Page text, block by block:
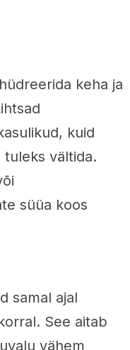
keha ja
kuid
tuleks vältida.
süüa koos
samal ajal
See aitab
vähem